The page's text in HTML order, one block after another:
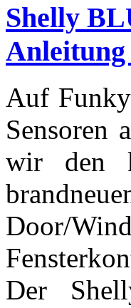
Shelly
Anleitung
Auf
Sensoren
wir den
Door/
Der